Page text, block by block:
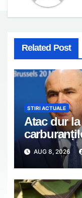
Related Post
STIRI ACTUALE
Atac dur
de după”
AUG 8, 2026